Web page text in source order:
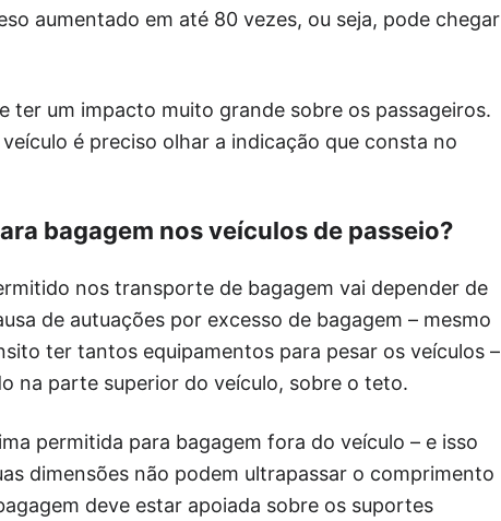
aumentado em até 80 vezes, ou seja, pode chegar
ter um impacto muito grande sobre os passageiros.
é preciso olhar a indicação que consta no
bagagem nos veículos de passeio?
nos transporte de bagagem vai depender de
de autuações por excesso de bagagem – mesmo
ter tantos equipamentos para pesar os veículos –
na parte superior do veículo, sobre o teto.
permitida para bagagem fora do veículo – e isso
dimensões não podem ultrapassar o comprimento
deve estar apoiada sobre os suportes